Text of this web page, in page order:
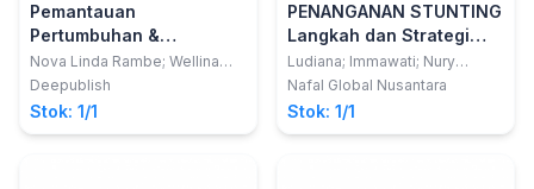
Pemantauan
Pertumbuhan &
Perkembangan Anak
Berbasis Teknologi
Nova Linda Rambe; Wellina
Sebayang; Eva Nirwana
Hutabarat
Deepublish
Stok: 1/1
PENANGANAN STUNTING
Langkah dan Strategi
Efektif
Ludiana; Immawati; Nury
Luthfiyatil Fitri
Nafal Global Nusantara
Stok: 1/1